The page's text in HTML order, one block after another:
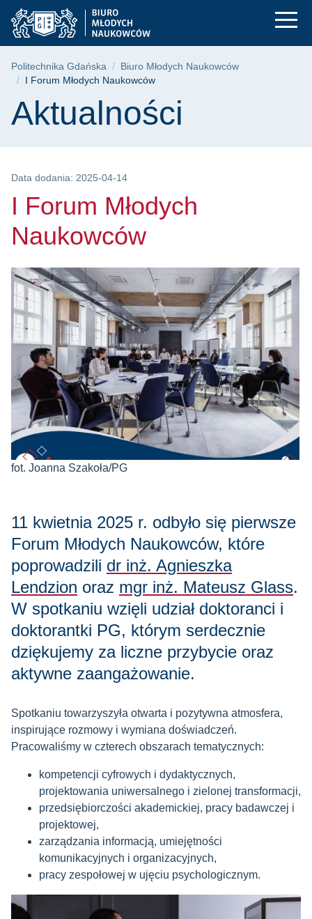
Przejdź
do
menu
Przejdź
do
wyszukiwarki
Przejdź
do
treści
I Forum Młodych
Ścieżka nawigacyjna
Politechnika Gdańska
Biuro Młodych Naukowców
I Forum Młodych Naukowców
Treść strony
Aktualności
Data dodania: 2025-04-14
I Forum Młodych
Naukowców
fot. Joanna Szakoła/PG
11 kwietnia 2025 r. odbyło się pierwsze
Forum Młodych Naukowców, które
poprowadzili dr inż. Agnieszka
Lendzion oraz mgr inż. Mateusz Glass.
W spotkaniu wzięli udział doktoranci i
doktorantki PG, którym serdecznie
dziękujemy za liczne przybycie oraz
aktywne zaangażowanie.
Spotkaniu towarzyszyła otwarta i pozytywna atmosfera,
inspirujące rozmowy i wymiana doświadczeń.
Pracowaliśmy w czterech obszarach tematycznych:
kompetencji cyfrowych i dydaktycznych,
projektowania uniwersalnego i zielonej transformacji,
przedsiębiorczości akademickiej, pracy badawczej i
projektowej,
zarządzania informacją, umiejętności
komunikacyjnych i organizacyjnych,
pracy zespołowej w ujęciu psychologicznym.